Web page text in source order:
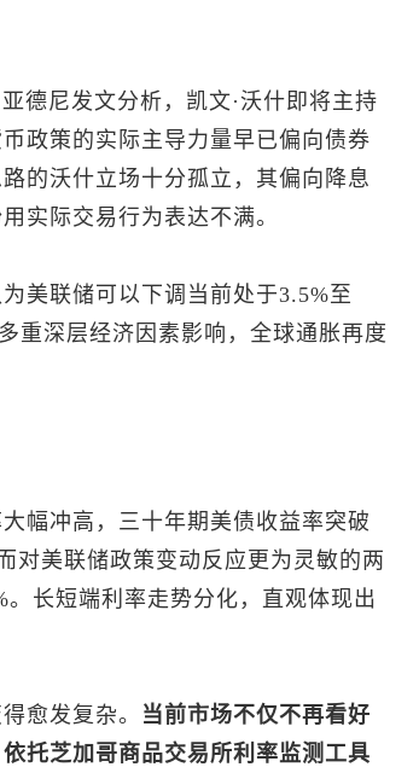
德尼发文分析，凯文·沃什即将主持
政策的实际主导力量早已偏向债券
的沃什立场十分孤立，其偏向降息
实际交易行为表达不满。
美联储可以下调当前处于3.5%至
重深层经济因素影响，全球通胀再度
幅冲高，三十年期美债收益率突破
对美联储政策变动反应更为灵敏的两
长短端利率走势分化，直观体现出
愈发复杂。 当前市场不仅不再看好
托芝加哥商品交易所利率监测工具